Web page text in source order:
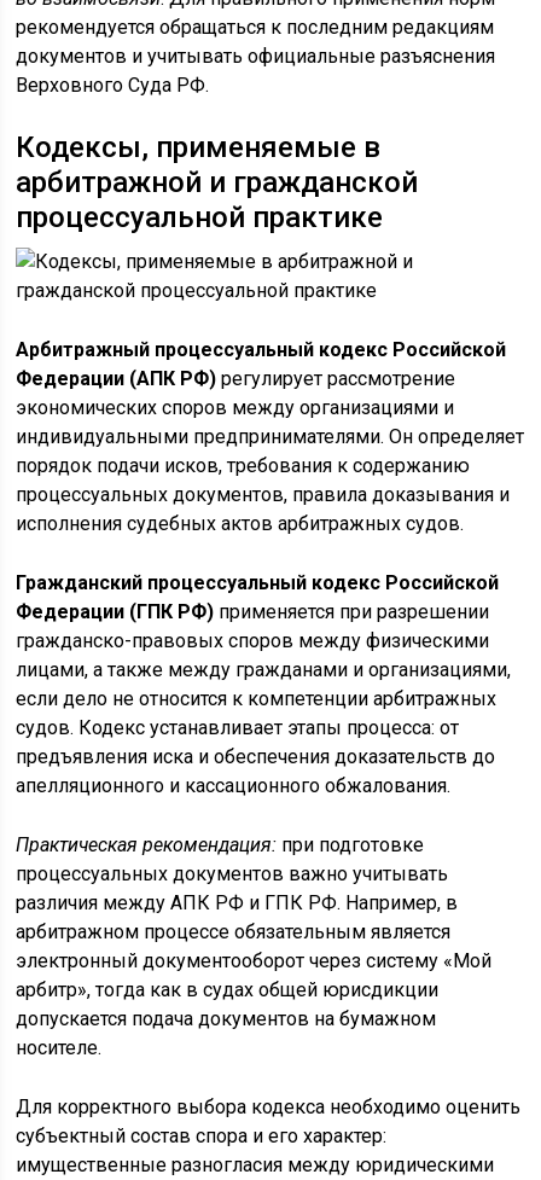
рекомендуется обращаться к последним редакциям
документов и учитывать официальные разъяснения
Верховного Суда РФ.
Кодексы, применяемые в
арбитражной и гражданской
процессуальной практике
Арбитражный процессуальный кодекс Российской
Федерации (АПК РФ) регулирует рассмотрение
экономических споров между организациями и
индивидуальными предпринимателями. Он определяет
порядок подачи исков, требования к содержанию
процессуальных документов, правила доказывания и
исполнения судебных актов арбитражных судов.
Гражданский процессуальный кодекс Российской
Федерации (ГПК РФ) применяется при разрешении
гражданско-правовых споров между физическими
лицами, а также между гражданами и организациями,
если дело не относится к компетенции арбитражных
судов. Кодекс устанавливает этапы процесса: от
предъявления иска и обеспечения доказательств до
апелляционного и кассационного обжалования.
Практическая рекомендация: при подготовке
процессуальных документов важно учитывать
различия между АПК РФ и ГПК РФ. Например, в
арбитражном процессе обязательным является
электронный документооборот через систему «Мой
арбитр», тогда как в судах общей юрисдикции
допускается подача документов на бумажном
носителе.
Для корректного выбора кодекса необходимо оценить
субъектный состав спора и его характер:
имущественные разногласия между юридическими